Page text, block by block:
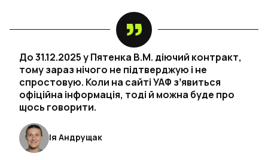
До 31.12.2025 у Пятенка В.М. діючий контракт,
тому зараз нічого не підтверджую і не
спростовую. Коли на сайті УАФ зʼявиться
офіційна інформація, тоді й можна буде про
щось говорити.
Ія Андрущак